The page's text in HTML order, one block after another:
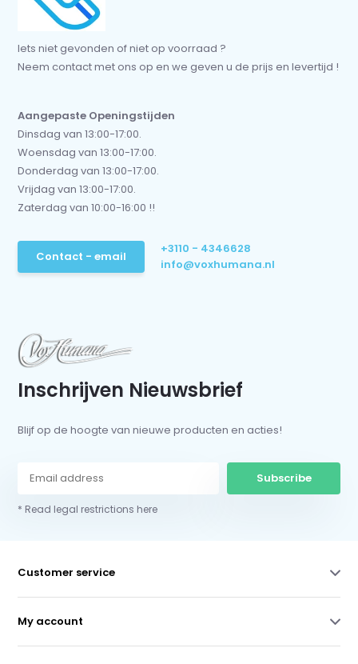
Iets niet gevonden of niet op voorraad ?
Neem contact met ons op en we geven u de prijs en levertijd !
Aangepaste Openingstijden
Dinsdag van 13:00-17:00.
Woensdag van 13:00-17:00.
Donderdag van 13:00-17:00.
Vrijdag van 13:00-17:00.
Zaterdag van 10:00-16:00 !!
Contact - email
+3110 - 4346628
info@voxhumana.nl
Inschrijven Nieuwsbrief
Blijf op de hoogte van nieuwe producten en acties!
Subscribe
* Read legal restrictions here
Customer service
My account